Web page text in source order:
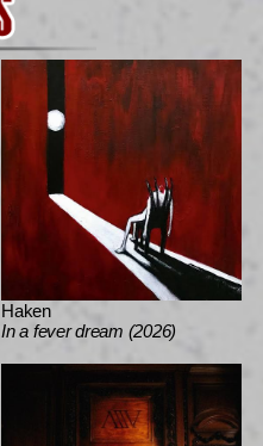
Haken
In a fever dream (2026)